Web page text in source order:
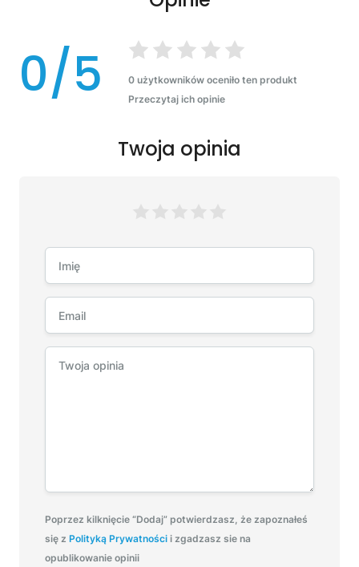
0/5
0 użytkowników oceniło ten produkt
Przeczytaj ich opinie
Twoja opinia
Poprzez kilknięcie “Dodaj” potwierdzasz, że zapoznałeś
się z Polityką Prywatności i zgadzasz sie na
opublikowanie opinii